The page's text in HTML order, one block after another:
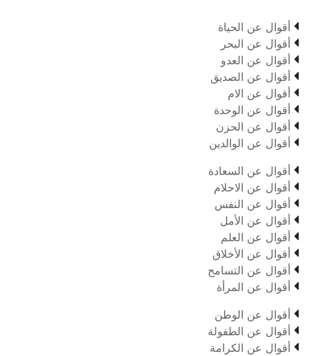
 أقوال عن الحياة
 أقوال عن البحر
 أقوال عن العدو
 أقوال عن الصديق
 أقوال عن الام
 أقوال عن الوحدة
 أقوال عن الحزن
 أقوال عن الوالدين
 أقوال عن السعادة
 أقوال عن الاحلام
 أقوال عن النفس
 أقوال عن الأمل
 أقوال عن العلم
 أقوال عن الأخلاق
 أقوال عن التسامح
 أقوال عن المرأة
 أقوال عن الوطن
 أقوال عن الطفولة
 أقوال عن الكرامة